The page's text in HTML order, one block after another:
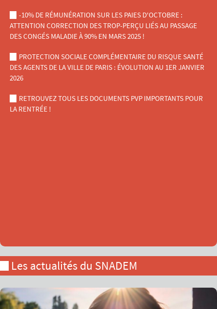
-10% DE RÉMUNÉRATION SUR LES PAIES D'OCTOBRE :
ATTENTION CORRECTION DES TROP-PERÇU LIÉS AU PASSAGE
DES CONGÉS MALADIE À 90% EN MARS 2025 !
PROTECTION SOCIALE COMPLÉMENTAIRE DU RISQUE SANTÉ
DES AGENTS DE LA VILLE DE PARIS : ÉVOLUTION AU 1ER JANVIER
2026
RETROUVEZ TOUS LES DOCUMENTS PVP IMPORTANTS POUR
LA RENTRÉE !
Les actualités du SNADEM